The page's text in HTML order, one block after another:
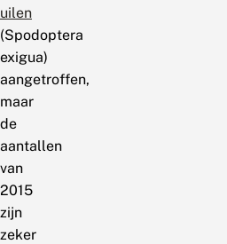
uilen
(Spodoptera
exigua)
aangetroffen,
maar
de
aantallen
van
2015
zijn
zeker